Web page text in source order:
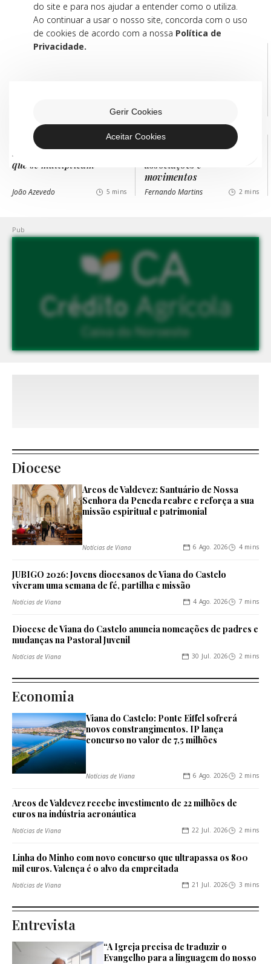
Espaço de opinião para reflexões e debates que exploram
análises e pontos de vista variados.
A Cultura, a
5 mins Paula Pratinha
Notícias que se
repetem, cenários
que se multiplicam
João Azevedo 5 mins
Reflexos de Abril
nas nossas
associações e
movimentos
Fernando Martins 2 mins
Diocese
Arcos de Valdevez: Santuário de Nossa
Senhora da Peneda reabre e reforça a sua
missão espiritual e patrimonial
Notícias de Viana 6 Ago. 2026 4 mins
JUBIGO 2026: Jovens diocesanos de Viana do Castelo
viveram uma semana de fé, partilha e missão
Notícias de Viana 4 Ago. 2026 7 mins
Diocese de Viana do Castelo anuncia nomeações de padres e
mudanças na Pastoral Juvenil
Notícias de Viana 30 Jul. 2026 2 mins
Economia
Viana do Castelo: Ponte Eiffel sofrerá
novos constrangimentos. IP lança
concurso no valor de 7,5 milhões
Notícias de Viana 6 Ago. 2026 2 mins
Arcos de Valdevez recebe investimento de 22 milhões de
euros na indústria aeronáutica
Notícias de Viana 22 Jul. 2026 2 mins
Linha do Minho com novo concurso que ultrapassa os 800
mil euros. Valença é o alvo da empreitada
Notícias de Viana 21 Jul. 2026 3 mins
Entrevista
“A Igreja precisa de traduzir o
Evangelho para a linguagem do nosso
do site e para nos ajudar a entender como o utiliza.
Ao continuar a usar o nosso site, concorda com o uso
de cookies de acordo com a nossa Política de
Privacidade.
Gerir Cookies
Aceitar Cookies